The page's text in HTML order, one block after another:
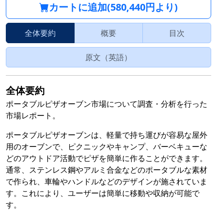
カートに追加(580,440円より)
全体要約 概要 目次
原文（英語）
全体要約
ポータブルピザオーブン市場について調査・分析を行った
市場レポート。
ポータブルピザオーブンは、軽量で持ち運びが容易な屋外
用のオーブンで、ピクニックやキャンプ、バーベキューな
どのアウトドア活動でピザを簡単に作ることができます。
通常、ステンレス鋼やアルミ合金などのポータブルな素材
で作られ、車輪やハンドルなどのデザインが施されていま
す。これにより、ユーザーは簡単に移動や収納が可能で
す。